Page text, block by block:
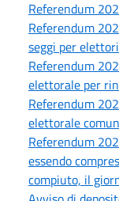
Referendum
Referendum
seggi per
Referendum
elettorale per
Referendum
elettorale
Referendum
essendo
compiuto, il